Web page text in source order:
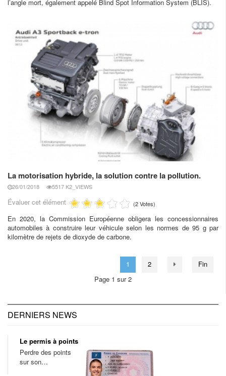
l’angle mort, également appelé Blind Spot Information System (BLIS).
La motorisation hybride, la solution contre la pollution.
26/01/2018 5517 K2_VIEWS
Évaluer cet élément (2 Votes)
En 2020, la Commission Européenne obligera les concessionnaires
automobiles à construire leur véhicule selon les normes de 95 g par
kilomètre de rejets de dioxyde de carbone.
1 2
Fin
Page 1 sur 2
DERNIERS NEWS
Le permis à points
Perdre des points
sur son…